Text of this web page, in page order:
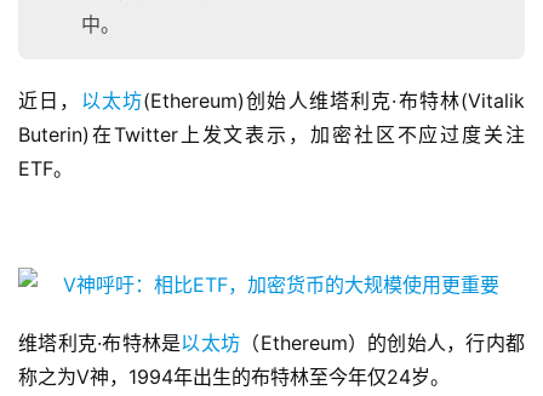
中。
近日， 以太坊(Ethereum)创始人维塔利克·布特林(Vitalik
Buterin)在Twitter上发文表示，加密社区不应过度关注
ETF。
维塔利克·布特林是以太坊 （Ethereum）的创始人，行内都
称之为V神，1994年出生的布特林至今年仅24岁。